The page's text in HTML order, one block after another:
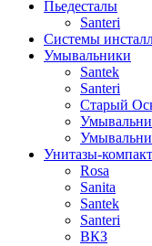
Пьедесталы
Santeri
Системы
Умывальники
Santek
Santeri
Старый
Унитазы-
Rosa
Sanita
Santek
Santeri
ВКЗ